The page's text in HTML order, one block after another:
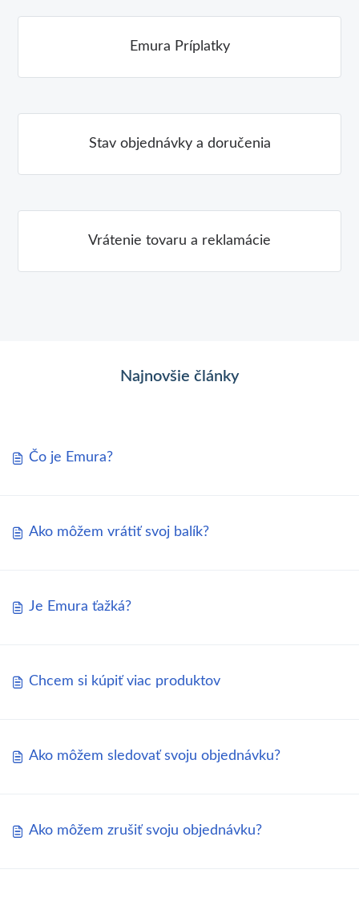
Emura Príplatky
Stav objednávky a doručenia
Vrátenie tovaru a reklamácie
Najnovšie články
Čo je Emura?
Ako môžem vrátiť svoj balík?
Je Emura ťažká?
Chcem si kúpiť viac produktov
Ako môžem sledovať svoju objednávku?
Ako môžem zrušiť svoju objednávku?